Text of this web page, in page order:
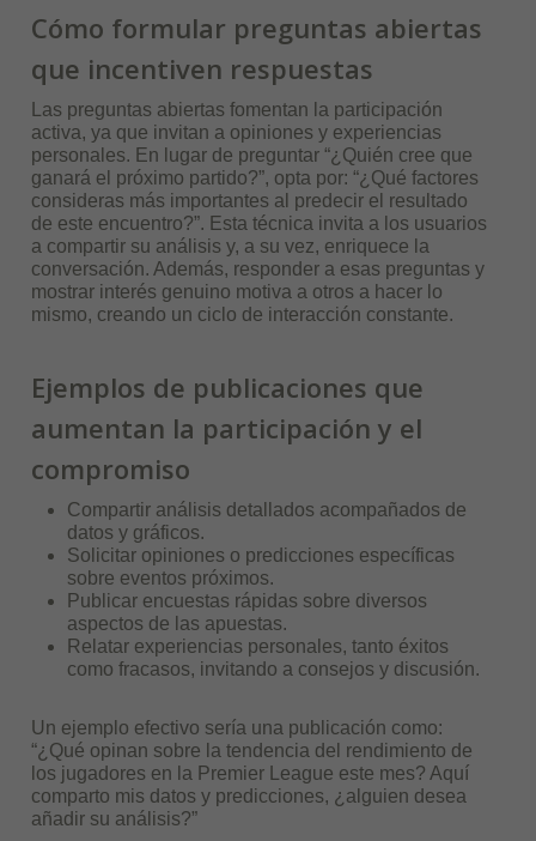
Cómo formular preguntas abiertas
que incentiven respuestas
Las preguntas abiertas fomentan la participación
activa, ya que invitan a opiniones y experiencias
personales. En lugar de preguntar “¿Quién cree que
ganará el próximo partido?”, opta por: “¿Qué factores
consideras más importantes al predecir el resultado
de este encuentro?”. Esta técnica invita a los usuarios
a compartir su análisis y, a su vez, enriquece la
conversación. Además, responder a esas preguntas y
mostrar interés genuino motiva a otros a hacer lo
mismo, creando un ciclo de interacción constante.
Ejemplos de publicaciones que
aumentan la participación y el
compromiso
Compartir análisis detallados acompañados de
datos y gráficos.
Solicitar opiniones o predicciones específicas
sobre eventos próximos.
Publicar encuestas rápidas sobre diversos
aspectos de las apuestas.
Relatar experiencias personales, tanto éxitos
como fracasos, invitando a consejos y discusión.
Un ejemplo efectivo sería una publicación como:
“¿Qué opinan sobre la tendencia del rendimiento de
los jugadores en la Premier League este mes? Aquí
comparto mis datos y predicciones, ¿alguien desea
añadir su análisis?”